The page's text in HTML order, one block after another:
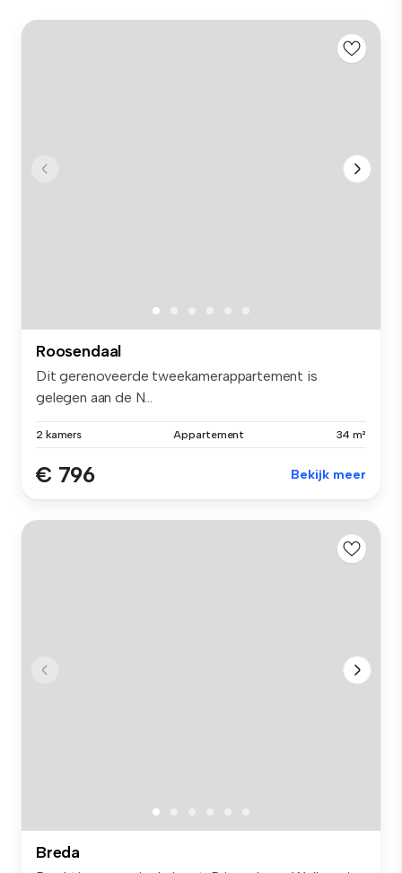
Roosendaal
Dit gerenoveerde tweekamerappartement is
gelegen aan de N...
2 kamers Appartement 34 m²
€ 796 Bekijk meer
Breda